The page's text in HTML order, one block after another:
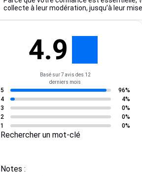
collecte à leur modération, jusqu’à leur
4.9
Basé sur 7 avis des 12
derniers mois
5
96%
4
4%
3
0%
2
0%
1
0%
Rechercher un mot-clé
Notes :